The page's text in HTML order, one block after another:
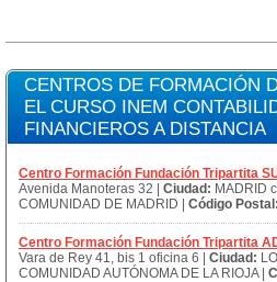
CENTROS DE FORMACIÓN
EL CURSO INEM
FINANCIEROS A DISTANCIA
Centro Formación Fundación Tripartita
Avenida Manoteras 32 | Ciudad: MADRID
COMUNIDAD DE MADRID | Código Postal:
Centro Formación Fundación Tripartita
Vara de Rey 41, bis 1 oficina 6 | Ciudad:
COMUNIDAD AUTÓNOMA DE LA RIOJA |